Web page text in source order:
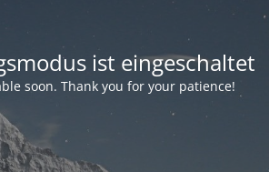
ist eingeschaltet
soon. Thank you for your patience!